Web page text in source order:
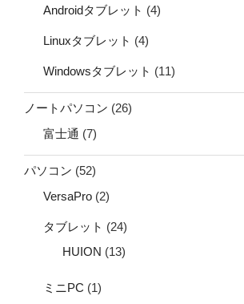
Androidタブレット (4)
Linuxタブレット (4)
Windowsタブレット (11)
ノートパソコン (26)
富士通 (7)
パソコン (52)
VersaPro (2)
タブレット (24)
HUION (13)
ミニPC (1)